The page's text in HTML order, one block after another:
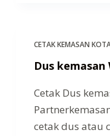
CETAK KEMASAN
Dus kemasan
Cetak Dus
cetak dus atau